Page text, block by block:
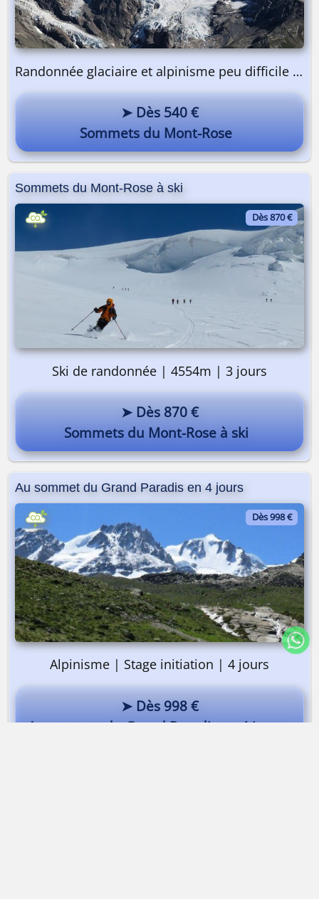
Randonnée glaciaire et alpinisme peu difficile | 2 jours
➤ Dès 540 €
Sommets du Mont-Rose
Sommets du Mont-Rose à ski
Dès 870 €
Ski de randonnée | 4554m | 3 jours
➤ Dès 870 €
Sommets du Mont-Rose à ski
Au sommet du Grand Paradis en 4 jours
Dès 998 €
Alpinisme | Stage initiation | 4 jours
➤ Dès 998 €
Au sommet du Grand Paradis en 4 jours